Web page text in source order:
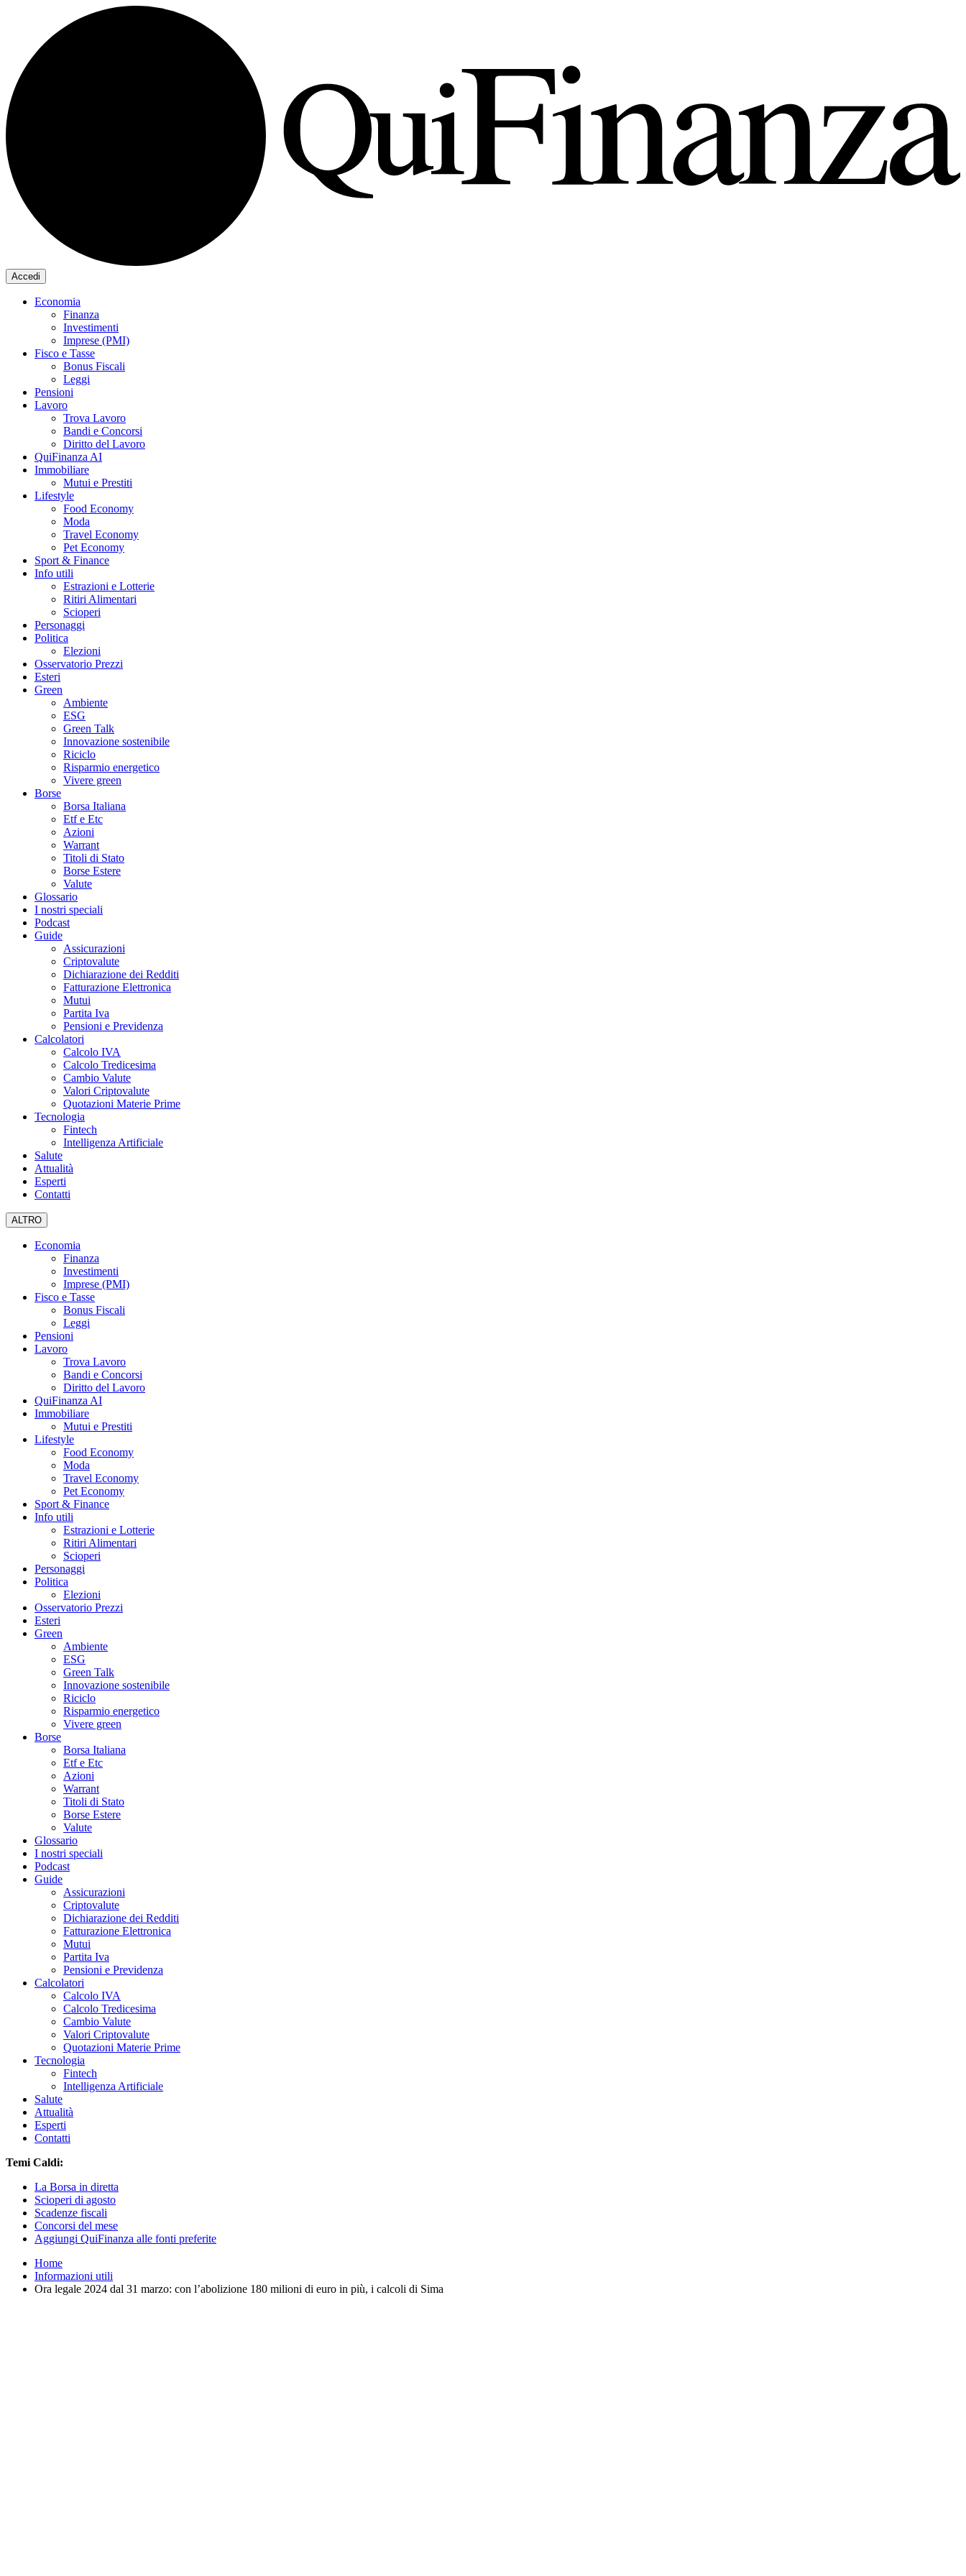
Accedi
Economia
Finanza
Investimenti
Imprese (PMI)
Fisco e Tasse
Bonus Fiscali
Leggi
Pensioni
Lavoro
Trova Lavoro
Bandi e Concorsi
Diritto del Lavoro
QuiFinanza AI
Immobiliare
Mutui e Prestiti
Lifestyle
Food Economy
Moda
Travel Economy
Pet Economy
Sport & Finance
Info utili
Estrazioni e Lotterie
Ritiri Alimentari
Scioperi
Personaggi
Politica
Elezioni
Osservatorio Prezzi
Esteri
Green
Ambiente
ESG
Green Talk
Innovazione sostenibile
Riciclo
Risparmio energetico
Vivere green
Borse
Borsa Italiana
Etf e Etc
Azioni
Warrant
Titoli di Stato
Borse Estere
Valute
Glossario
I nostri speciali
Podcast
Guide
Assicurazioni
Criptovalute
Dichiarazione dei Redditi
Fatturazione Elettronica
Mutui
Partita Iva
Pensioni e Previdenza
Calcolatori
Calcolo IVA
Calcolo Tredicesima
Cambio Valute
Valori Criptovalute
Quotazioni Materie Prime
Tecnologia
Fintech
Intelligenza Artificiale
Salute
Attualità
Esperti
Contatti
ALTRO
Economia
Finanza
Investimenti
Imprese (PMI)
Fisco e Tasse
Bonus Fiscali
Leggi
Pensioni
Lavoro
Trova Lavoro
Bandi e Concorsi
Diritto del Lavoro
QuiFinanza AI
Immobiliare
Mutui e Prestiti
Lifestyle
Food Economy
Moda
Travel Economy
Pet Economy
Sport & Finance
Info utili
Estrazioni e Lotterie
Ritiri Alimentari
Scioperi
Personaggi
Politica
Elezioni
Osservatorio Prezzi
Esteri
Green
Ambiente
ESG
Green Talk
Innovazione sostenibile
Riciclo
Risparmio energetico
Vivere green
Borse
Borsa Italiana
Etf e Etc
Azioni
Warrant
Titoli di Stato
Borse Estere
Valute
Glossario
I nostri speciali
Podcast
Guide
Assicurazioni
Criptovalute
Dichiarazione dei Redditi
Fatturazione Elettronica
Mutui
Partita Iva
Pensioni e Previdenza
Calcolatori
Calcolo IVA
Calcolo Tredicesima
Cambio Valute
Valori Criptovalute
Quotazioni Materie Prime
Tecnologia
Fintech
Intelligenza Artificiale
Salute
Attualità
Esperti
Contatti
Temi Caldi:
La Borsa in diretta
Scioperi di agosto
Scadenze fiscali
Concorsi del mese
Aggiungi QuiFinanza alle fonti preferite
Home
Informazioni utili
Ora legale 2024 dal 31 marzo: con l’abolizione 180 milioni di euro in più, i calcoli di Sima